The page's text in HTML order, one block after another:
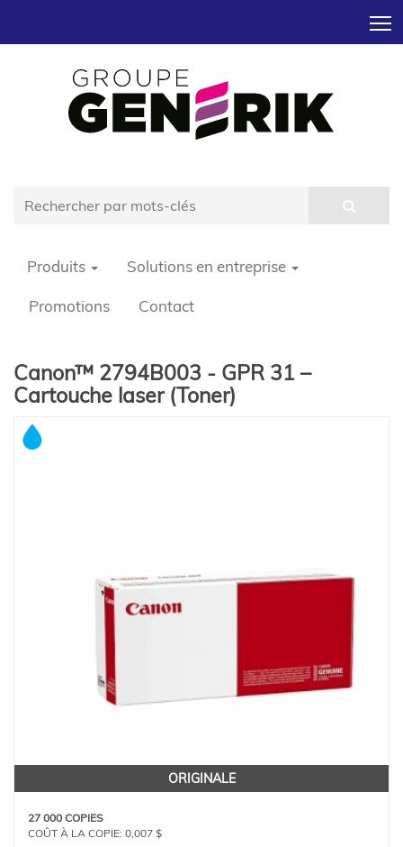
Produits Solutions en entreprise
Promotions Contact
Canon™ 2794B003 - GPR 31 –
Cartouche laser (Toner)
ORIGINALE
27 000 COPIES
COÛT À LA COPIE: 0,007 $